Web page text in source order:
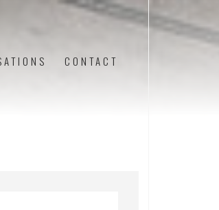
CONTACT